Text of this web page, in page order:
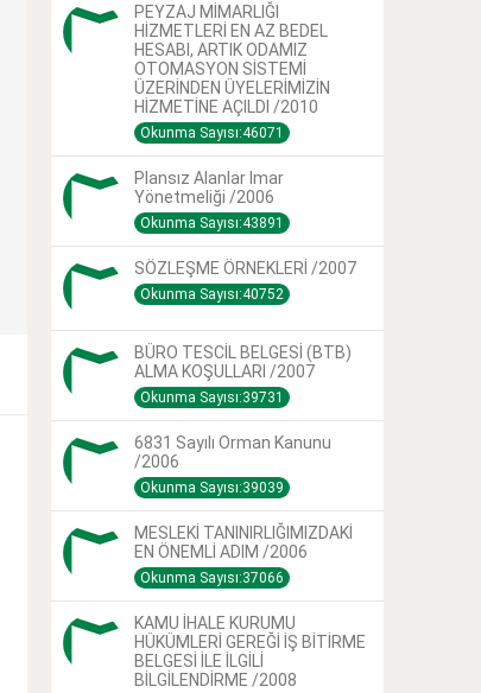
PEYZAJ MİMARLIĞI
HİZMETLERİ EN AZ BEDEL
HESABI, ARTIK ODAMIZ
OTOMASYON SİSTEMİ
ÜZERİNDEN ÜYELERİMİZİN
HİZMETİNE AÇILDI /2010
Okunma Sayısı:46071
Plansız Alanlar Imar
Yönetmeliği /2006
Okunma Sayısı:43891
SÖZLEŞME ÖRNEKLERİ /2007
Okunma Sayısı:40752
BÜRO TESCİL BELGESİ (BTB)
ALMA KOŞULLARI /2007
Okunma Sayısı:39731
6831 Sayılı Orman Kanunu
/2006
Okunma Sayısı:39039
MESLEKİ TANINIRLIĞIMIZDAKİ
EN ÖNEMLİ ADIM /2006
Okunma Sayısı:37066
KAMU İHALE KURUMU
HÜKÜMLERİ GEREĞİ İŞ BİTİRME
BELGESİ İLE İLGİLİ
BİLGİLENDİRME /2008